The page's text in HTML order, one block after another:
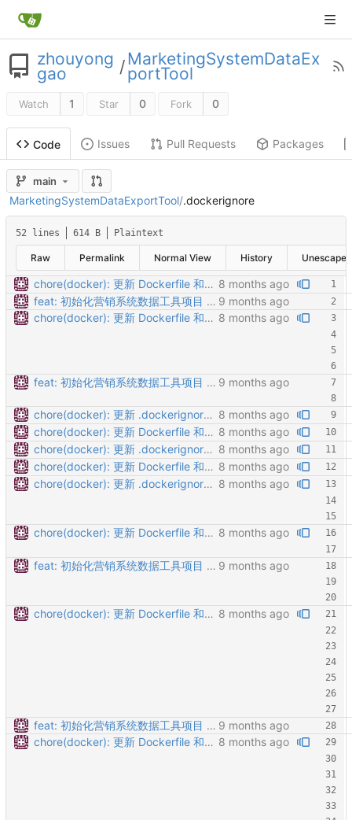
zhouyong
gao /MarketingSystemDataEx
portTool
Watch 1 Star 0 Fork 0
Code Issues Pull Requests Packages
main
MarketingSystemDataExportTool/.dockerignore
52 lines 614 B Plaintext
Raw Permalink Normal View History Unescape
chore(docker): 更新 Dockerfile 和部署脚本以优化构建过程 - 将基础镜像版本更新至 golang:1.21-alpine，确保与最新的 Go 语言特性兼容。 - 在 Dockerfile 中添加了构建时的优化选项，减小生成的二进制文件大小。 - 更新部署脚本，自动生成缺失的 proto 文件，并确保每次都重新构建 Docker 镜像。 - 扩展 .dockerignore 文件，增加对构建产物和开发工具的排除规则，优化项目结构。
feat: 初始化营销系统数据工具项目 - 添加基础项目结构，包括后端Go代码和前端静态文件 - 实现核心功能模块：数据导出、模板管理、元数据查询 - 添加多数据源支持（营销系统、易码通、元数据库） - 实现CSV和Excel导出功能 - 添加配置管理系统，支持YAML和环境变量 - 实现日志记录和请求追踪 - 添加Docker部署支持 - 编写README文档说明项目结构和启动方式
chore(docker): 更新 Dockerfile 和部署脚本以优化构建过程 - 将基础镜像版本更新至 golang:1.21-alpine，确保与最新的 Go 语言特性兼容。 - 在 Dockerfile 中添加了构建时的优化选项，减小生成的二进制文件大小。 - 更新部署脚本，自动生成缺失的 proto 文件，并确保每次都重新构建 Docker 镜像。 - 扩展 .dockerignore 文件，增加对构建产物和开发工具的排除规则，优化项目结构。
feat: 初始化营销系统数据工具项目 - 添加基础项目结构，包括后端Go代码和前端静态文件 - 实现核心功能模块：数据导出、模板管理、元数据查询 - 添加多数据源支持（营销系统、易码通、元数据库） - 实现CSV和Excel导出功能 - 添加配置管理系统，支持YAML和环境变量 - 实现日志记录和请求追踪 - 添加Docker部署支持 - 编写README文档说明项目结构和启动方式
chore(docker): 更新 .dockerignore 文件以优化构建排除规则 - 扩展 .dockerignore 文件，增加对 server/storage/、server/log/、*.csv、*.xlsx 和 *.xls 的排除规则，确保构建过程中的不必要文件不被包含。
chore(docker): 更新 Dockerfile 和部署脚本以优化构建过程 - 将基础镜像版本更新至 golang:1.21-alpine，确保与最新的 Go 语言特性兼容。 - 在 Dockerfile 中添加了构建时的优化选项，减小生成的二进制文件大小。 - 更新部署脚本，自动生成缺失的 proto 文件，并确保每次都重新构建 Docker 镜像。 - 扩展 .dockerignore 文件，增加对构建产物和开发工具的排除规则，优化项目结构。
chore(docker): 更新 .dockerignore 文件以优化构建排除规则 - 扩展 .dockerignore 文件，增加对 server/storage/、server/log/、*.csv、*.xlsx 和 *.xls 的排除规则，确保构建过程中的不必要文件不被包含。
chore(docker): 更新 Dockerfile 和部署脚本以优化构建过程 - 将基础镜像版本更新至 golang:1.21-alpine，确保与最新的 Go 语言特性兼容。 - 在 Dockerfile 中添加了构建时的优化选项，减小生成的二进制文件大小。 - 更新部署脚本，自动生成缺失的 proto 文件，并确保每次都重新构建 Docker 镜像。 - 扩展 .dockerignore 文件，增加对构建产物和开发工具的排除规则，优化项目结构。
chore(docker): 更新 .dockerignore 文件以优化构建排除规则 - 扩展 .dockerignore 文件，增加对 server/storage/、server/log/、*.csv、*.xlsx 和 *.xls 的排除规则，确保构建过程中的不必要文件不被包含。
chore(docker): 更新 Dockerfile 和部署脚本以优化构建过程 - 将基础镜像版本更新至 golang:1.21-alpine，确保与最新的 Go 语言特性兼容。 - 在 Dockerfile 中添加了构建时的优化选项，减小生成的二进制文件大小。 - 更新部署脚本，自动生成缺失的 proto 文件，并确保每次都重新构建 Docker 镜像。 - 扩展 .dockerignore 文件，增加对构建产物和开发工具的排除规则，优化项目结构。
feat: 初始化营销系统数据工具项目 - 添加基础项目结构，包括后端Go代码和前端静态文件 - 实现核心功能模块：数据导出、模板管理、元数据查询 - 添加多数据源支持（营销系统、易码通、元数据库） - 实现CSV和Excel导出功能 - 添加配置管理系统，支持YAML和环境变量 - 实现日志记录和请求追踪 - 添加Docker部署支持 - 编写README文档说明项目结构和启动方式
chore(docker): 更新 Dockerfile 和部署脚本以优化构建过程 - 将基础镜像版本更新至 golang:1.21-alpine，确保与最新的 Go 语言特性兼容。 - 在 Dockerfile 中添加了构建时的优化选项，减小生成的二进制文件大小。 - 更新部署脚本，自动生成缺失的 proto 文件，并确保每次都重新构建 Docker 镜像。 - 扩展 .dockerignore 文件，增加对构建产物和开发工具的排除规则，优化项目结构。
feat: 初始化营销系统数据工具项目 - 添加基础项目结构，包括后端Go代码和前端静态文件 - 实现核心功能模块：数据导出、模板管理、元数据查询 - 添加多数据源支持（营销系统、易码通、元数据库） - 实现CSV和Excel导出功能 - 添加配置管理系统，支持YAML和环境变量 - 实现日志记录和请求追踪 - 添加Docker部署支持 - 编写README文档说明项目结构和启动方式
chore(docker): 更新 Dockerfile 和部署脚本以优化构建过程 - 将基础镜像版本更新至 golang:1.21-alpine，确保与最新的 Go 语言特性兼容。 - 在 Dockerfile 中添加了构建时的优化选项，减小生成的二进制文件大小。 - 更新部署脚本，自动生成缺失的 proto 文件，并确保每次都重新构建 Docker 镜像。 - 扩展 .dockerignore 文件，增加对构建产物和开发工具的排除规则，优化项目结构。